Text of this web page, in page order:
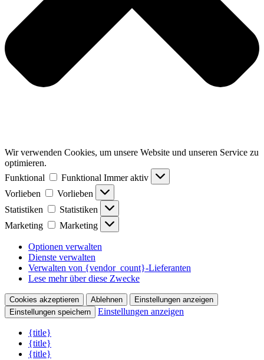
Wir verwenden Cookies, um unsere Website und unseren Service zu
optimieren.
Funktional
Funktional Immer aktiv
Vorlieben
Vorlieben
Statistiken
Statistiken
Marketing
Marketing
Optionen verwalten
Dienste verwalten
Verwalten von {vendor_count}-Lieferanten
Lese mehr über diese Zwecke
Cookies akzeptieren Ablehnen
Einstellungen anzeigen
Einstellungen speichern
Einstellungen anzeigen
{title}
{title}
{title}